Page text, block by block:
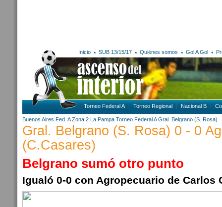
Inicio SUB 13/15/17 Quiénes somos Gol A Gol
Torneo Federal A Torneo Regional Nacional B
Buenos Aires Fed. A Zona 2 La Pampa Torneo Federal A Gral. Belgrano (S. Rosa)
Gral. Belgrano (S. Rosa) 0 - 0
(C.Casares)
Belgrano sumó otro punto
Igualó 0-0 con Agropecuario de Carlos